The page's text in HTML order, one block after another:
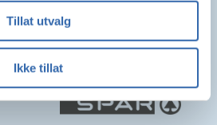
Tillat utvalg
Ikke tillat